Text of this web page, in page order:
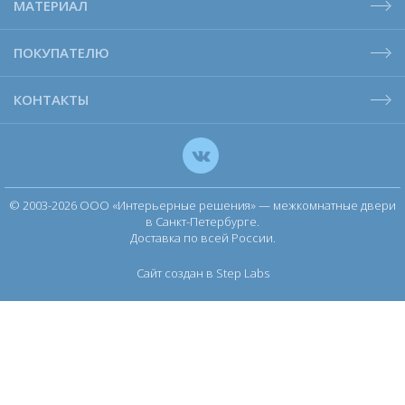
МАТЕРИАЛ
ПОКУПАТЕЛЮ
КОНТАКТЫ
© 2003-2026 ООО «Интерьерные решения» — межкомнатные двери
в Санкт-Петербурге.
Доставка по всей России.
Сайт создан в Step Labs